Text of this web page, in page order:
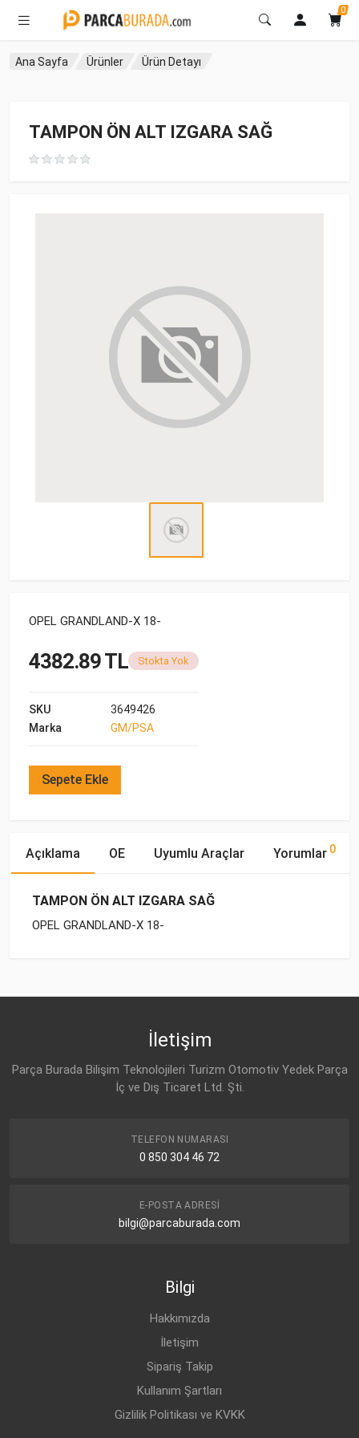
0
Ana Sayfa Ürünler Ürün Detayı
TAMPON ÖN ALT IZGARA SAĞ
OPEL GRANDLAND-X 18-
4382.89 TL Stokta Yok
SKU
3649426
Marka
GM/PSA
Sepete Ekle
Açıklama OE Uyumlu Araçlar Yorumlar 0
TAMPON ÖN ALT IZGARA SAĞ
OPEL GRANDLAND-X 18-
İletişim
Parça Burada Bilişim Teknolojileri Turizm Otomotiv Yedek Parça
İç ve Dış Ticaret Ltd. Şti.
TELEFON NUMARASI
0 850 304 46 72
E-POSTA ADRESI
bilgi@parcaburada.com
Bilgi
Hakkımızda
İletişim
Sipariş Takip
Kullanım Şartları
Gizlilik Politikası ve KVKK